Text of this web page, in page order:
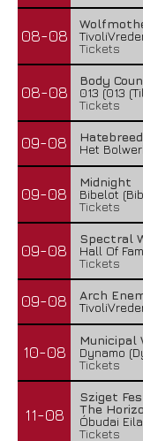
08-08
Tickets
08-08
Body
013 (013
Tickets
09-08
Hatebreed
Het
09-08
Midnight
Bibelot
Tickets
09-08
Spectral
Hall Of
Tickets
09-08
Arch
10-08
Municipal
Dynamo
Tickets
11-08
Sziget
The
Óbudai
Tickets